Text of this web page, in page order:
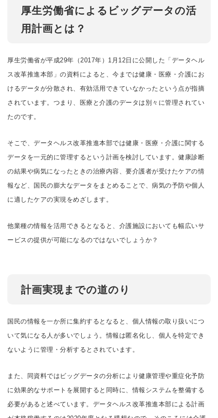
厚生労働省によるビッグデータの活
用計画とは？
厚生労働省が平成29年（2017年）1月12日に公開した「データヘル
ス改革推進本部」の資料によると、今までは健康・医療・介護にお
けるデータが分散され、有効活用できていなかったという点が指摘
されています。つまり、医療と介護のデータは別々に管理されてい
たのです。
そこで、データヘルス改革推進本部では健康・医療・介護に関する
データを一元的に管理するという計画を検討しています。健康診断
の結果や病気になったときの治療内容、要介護者が受けたケアの情
報など、国民の膨大なデータをまとめることで、病気の予防や個人
に適したケアの実現をめざします。
他業種の情報を活用できるとなると、介護施設においても幅広いサ
ービスの提供が可能になるのではないでしょうか？
計画実現までの道のり
国民の情報を一か所に集約するとなると、個人情報の取り扱いにつ
いて気になる人が多いでしょう。情報は匿名化し、個人を特定でき
ないように管理・分析するとされています。
また、同資料ではビッグデータの分析により健康管理や重症化予防
に効果的なサポートを展開すると同時に、情報システムを整備する
必要があると述べています。データヘルス改革推進本部による計画